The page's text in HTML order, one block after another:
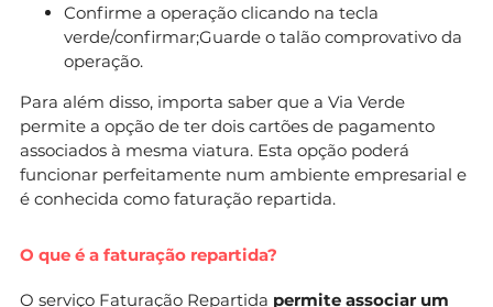
Confirme a operação clicando na tecla
verde/confirmar;Guarde o talão comprovativo da
operação.
Para além disso, importa saber que a Via Verde
permite a opção de ter dois cartões de pagamento
associados à mesma viatura. Esta opção poderá
funcionar perfeitamente num ambiente empresarial e
é conhecida como faturação repartida.
O que é a faturação repartida?
O serviço Faturação Repartida permite associar um